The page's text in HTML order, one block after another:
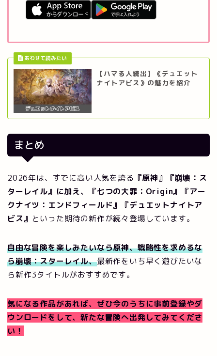
【ハマる人続出】《デュエット
ナイトアビス》の魅力を紹介
まとめ
2026年は、すでに高い人気を誇る 『原神』『崩壊：ス
ターレイル』に加え、『七つの大罪：Origin』『アー
クナイツ：エンドフィールド』『デュエットナイトア
ビス』 といった期待の新作が続々登場しています。
自由な冒険を楽しみたいなら原神、戦略性を求めるな
ら崩壊：スターレイル、最新作をいち早く遊びたいな
ら新作3タイトルがおすすめです。
気になる作品があれば、ぜひ今のうちに事前登録やダ
ウンロードをして、新たな冒険へ出発してみてくださ
い！